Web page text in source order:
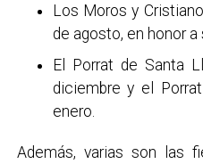
Los Moros y
de agosto, en honor a
El Porrat de Santa
diciembre y el
enero.
Además, varias son las